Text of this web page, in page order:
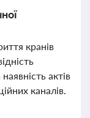
кранів
актів
каналів.